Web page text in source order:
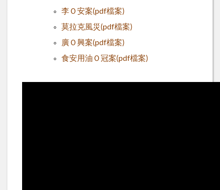
李Ｏ安案(pdf檔案)
莫拉克風災(pdf檔案)
廣Ｏ興案(pdf檔案)
食安用油Ｏ冠案(pdf檔案)